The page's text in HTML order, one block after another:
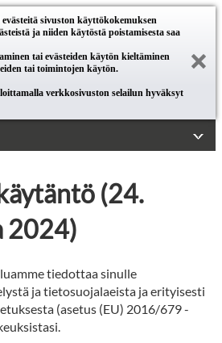
sivuston käyttökokemuksen
ja niiden käytöstä poistamisesta saa
tai evästeiden käytön kieltäminen
tai toimintojen käytön.
verkkosivuston selailun hyväksyt
(24.
2024)
tiedottaa sinulle
ja tietosuojalaeista ja erityisesti
(asetus (EU) 2016/679 -